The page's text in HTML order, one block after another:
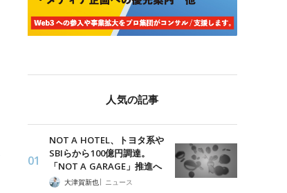
人気の記事
NOT A HOTEL、トヨタ系や
SBIらから100億円調達。
「NOT A GARAGE」推進へ
大津賀新也| ニュース